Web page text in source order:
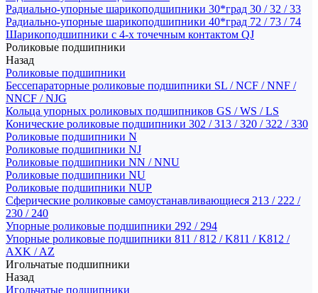
Радиально-упорные шарикоподшипники 30*град 30 / 32 / 33
Радиально-упорные шарикоподшипники 40*град 72 / 73 / 74
Шарикоподшипники с 4-х точечным контактом QJ
Роликовые подшипники
Назад
Роликовые подшипники
Бессепараторные роликовые подшипники SL / NCF / NNF /
NNCF / NJG
Кольца упорных роликовых подшипников GS / WS / LS
Конические роликовые подшипники 302 / 313 / 320 / 322 / 330
Роликовые подшипники N
Роликовые подшипники NJ
Роликовые подшипники NN / NNU
Роликовые подшипники NU
Роликовые подшипники NUP
Сферические роликовые самоустанавливающиеся 213 / 222 /
230 / 240
Упорные роликовые подшипники 292 / 294
Упорные роликовые подшипники 811 / 812 / K811 / K812 /
AXK / AZ
Игольчатые подшипники
Назад
Игольчатые подшипники